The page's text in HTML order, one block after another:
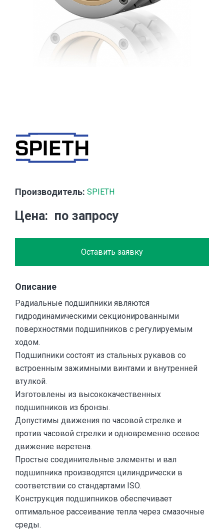
Производитель: SPIETH
Цена по запросу
Оставить заявку
Описание
Радиальные подшипники являются
гидродинамическими секционированными
поверхностями подшипников с регулируемым
ходом.
Подшипники состоят из стальных рукавов со
встроенным зажимными винтами и внутренней
втулкой.
Изготовлены из высококачественных
подшипников из бронзы.
Допустимы движения по часовой стрелке и
против часовой стрелки и одновременно осевое
движение веретена.
Простые соединительные элементы и вал
подшипника производятся цилиндрически в
соответствии со стандартами ISO.
Конструкция подшипников обеспечивает
оптимальное рассеивание тепла через смазочные
среды.